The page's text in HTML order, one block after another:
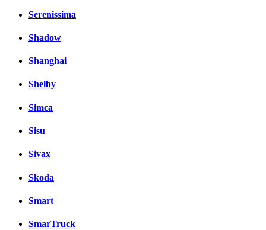
Serenissima
Shadow
Shanghai
Shelby
Simca
Sisu
Sivax
Skoda
Smart
SmarTruck